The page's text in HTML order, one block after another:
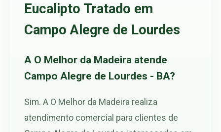
Eucalipto Tratado em
Campo Alegre de Lourdes
A O Melhor da Madeira atende
Campo Alegre de Lourdes - BA?
Sim. A O Melhor da Madeira realiza
atendimento comercial para clientes de